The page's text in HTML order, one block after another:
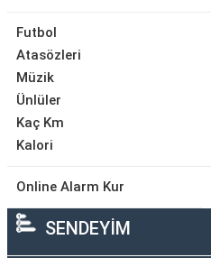
Futbol
Atasözleri
Müzik
Ünlüler
Kaç Km
Kalori
Online Alarm Kur
SENDEYİM